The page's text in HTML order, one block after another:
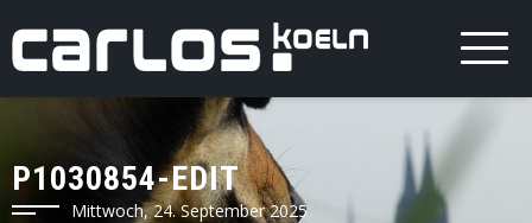
P1030854-EDIT
Mittwoch, 24. September 2025